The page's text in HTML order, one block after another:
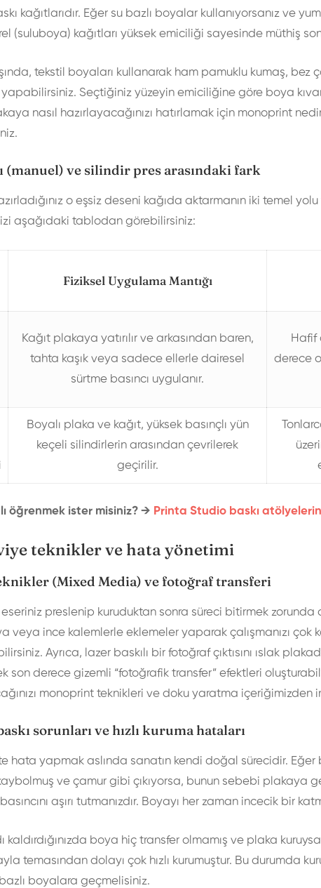
kağıtlarıdır. Eğer su bazlı boyalar kullanıyorsanız ve
(suluboya) kağıtları yüksek emiciliği sayesinde müthiş
tekstil boyaları kullanarak ham pamuklu kumaş,
Seçtiğiniz yüzeyin emiciliğine göre boya
nasıl hazırlayacağınızı hatırlamak için monoprint
(manuel) ve silindir pres arasındaki fark
o eşsiz deseni kağıda aktarmanın iki temel
aşağıdaki tablodan görebilirsiniz:
Fiziksel Uygulama Mantığı
Kağıt plakaya yatırılır ve arkasından baren,
tahta kaşık veya sadece ellerle dairesel
sürtme basıncı uygulanır.
Hafif
derece
Boyalı plaka ve kağıt, yüksek basınçlı yün
keçeli silindirlerin arasından çevrilerek
geçirilir.
öğrenmek ister misiniz? → Printa Studio baskı
teknikler ve hata yönetimi
(Mixed Media) ve fotoğraf transferi
preslenip kuruduktan sonra süreci bitirmek zorunda
veya ince kalemlerle eklemeler yaparak çalışmanızı çok
Ayrıca, lazer baskılı bir fotoğraf çıktısını ıslak
son derece gizemli “fotoğrafik transfer” efektleri
monoprint teknikleri ve doku yaratma içeriğimizden
sorunları ve hızlı kuruma hataları
hata yapmak aslında sanatın kendi doğal sürecidir. Eğer
ve çamur gibi çıkıyorsa, bunun sebebi plakaya
aşırı tutmanızdır. Boyayı her zaman incecik bir
kaldırdığınızda boya hiç transfer olmamış ve plaka
temasından dolayı çok hızlı kurumuştur. Bu durumda
boyalara geçmelisiniz.